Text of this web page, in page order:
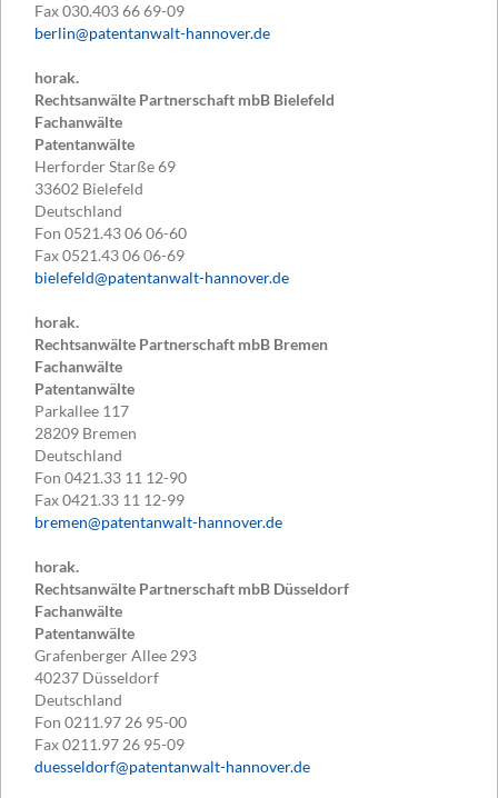
Fax030.403 66 69-09
berlin@patentanwalt-hannover.de
horak.
Rechtsanwälte Partnerschaft mbB Bielefeld
Fachanwälte
Patentanwälte
Herforder Starße 69
33602 Bielefeld
Deutschland
Fon 0521.43 06 06-60
Fax0521.43 06 06-69
bielefeld@patentanwalt-hannover.de
horak.
Rechtsanwälte Partnerschaft mbB Bremen
Fachanwälte
Patentanwälte
Parkallee 117
28209 Bremen
Deutschland
Fon 0421.33 11 12-90
Fax0421.33 11 12-99
bremen@patentanwalt-hannover.de
horak.
Rechtsanwälte Partnerschaft mbB Düsseldorf
Fachanwälte
Patentanwälte
Grafenberger Allee 293
40237 Düsseldorf
Deutschland
Fon 0211.97 26 95-00
Fax0211.97 26 95-09
duesseldorf@patentanwalt-hannover.de